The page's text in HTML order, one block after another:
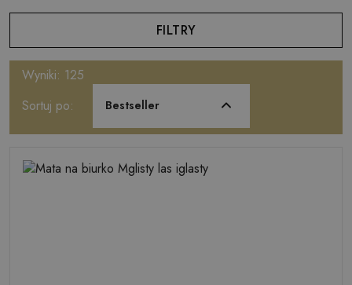
FILTRY
Wyniki: 125
Sortuj po:
Bestseller